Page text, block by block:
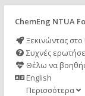
ChemEng NTUA
Ξεκινώντας στο
Συχνές
Θέλω να
English
Περισσότερα